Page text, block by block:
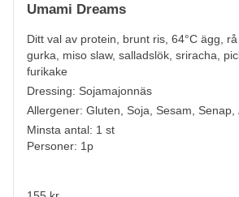
Umami Dreams
Ditt val av protein, brunt ris, 64°C ägg, rå
gurka, miso slaw, salladslök, sriracha,
furikake
Dressing: Sojamajonnäs
Allergener: Gluten, Soja, Sesam, Senap,
Minsta antal: 1 st
Personer: 1p